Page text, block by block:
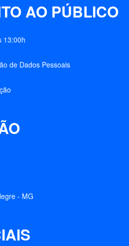
AO PÚBLICO
13:00h
de Dados Pessoais
- MG